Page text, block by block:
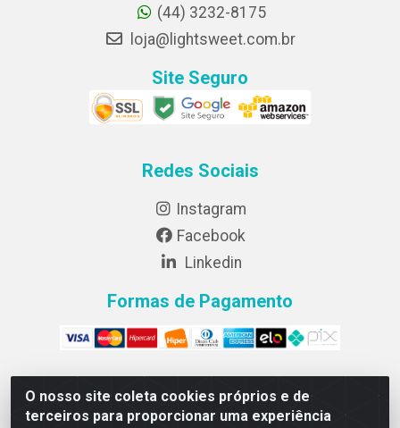
O nosso site coleta cookies próprios e de
terceiros para proporcionar uma experiência
(44) 3232-8175
loja@lightsweet.com.br
Site Seguro
Redes Sociais
Instagram
Facebook
Linkedin
Formas de Pagamento
Lightsweet Industria e comercio de Alimentos LTDA - CNPJ